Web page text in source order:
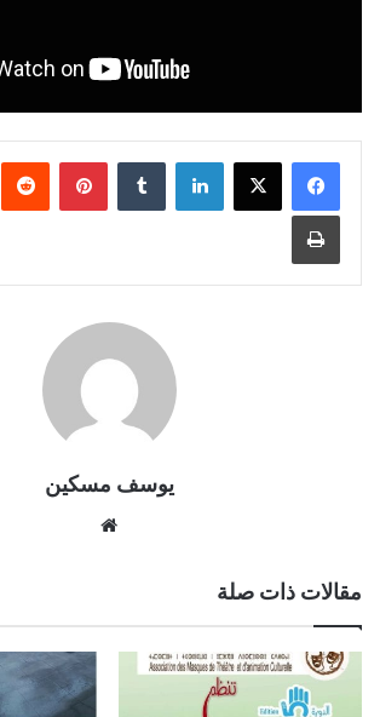
لينكدإن بينتيريست
طباعة
يوسف مسكين
مقالات ذات صلة